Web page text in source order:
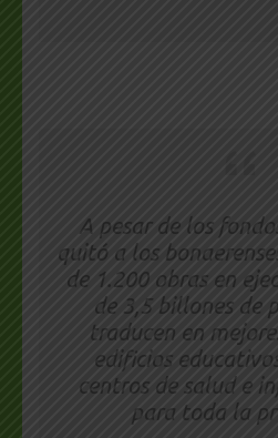
A pesar de los
quitó a los
de 1.200 obras en
de 3,5 billones de
traducen en
edificios
centros de salud e
para toda la